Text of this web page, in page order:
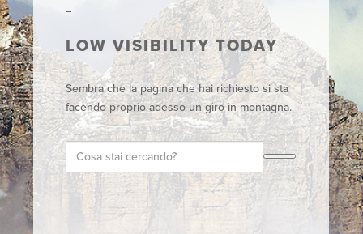
LOW VISIBILITY TODAY
Sembra che la pagina che hai richiesto si sta
facendo proprio adesso un giro in montagna.